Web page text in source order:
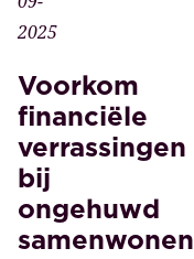
2025
Voorkom
financiële
verrassingen
bij
ongehuwd
samenwonen